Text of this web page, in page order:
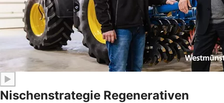
▶
Nischenstrategie Regenerativen